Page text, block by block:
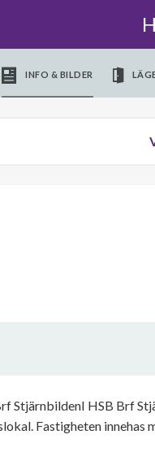
INFO & BILDER
StjärnbildenI HSB Brf
Fastigheten